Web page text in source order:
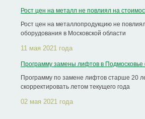
Рост цен на металл не повлиял на
Рост цен на металлопродукцию не
оборудования в Московской области
11 мая 2021 года
Программу замены лифтов в Подмосковье
Программу по замене лифтов старше 20
скорректировать летом текущего года
02 мая 2021 года